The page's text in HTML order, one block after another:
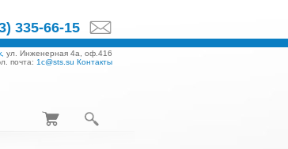
335-66-15
ул. Инженерная 4а, оф.416
почта: 1c@sts.su Контакты